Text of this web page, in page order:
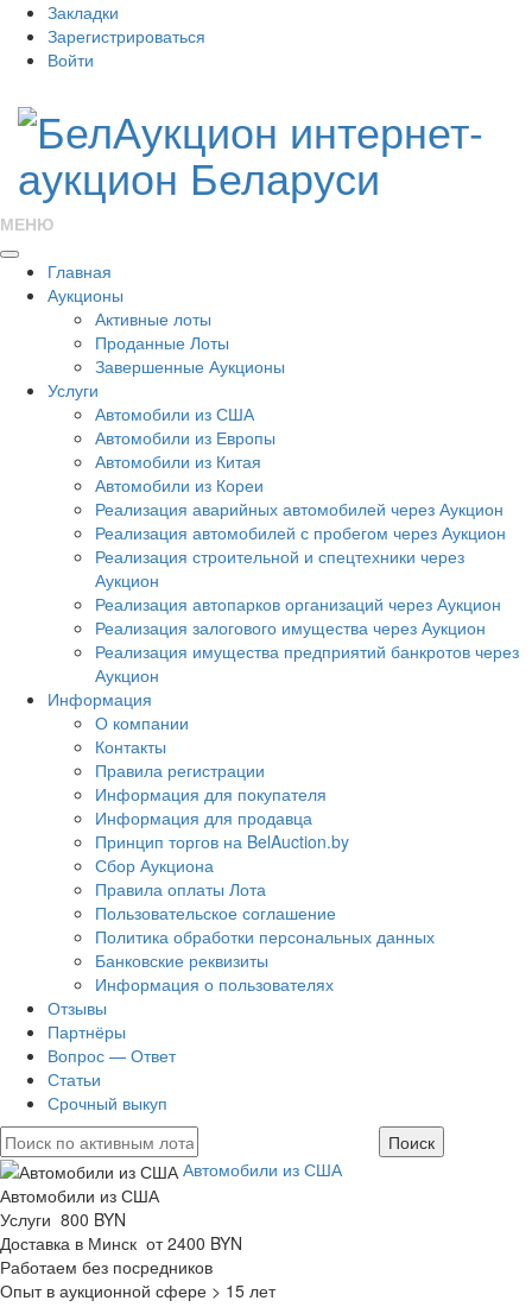
Закладки
Зарегистрироваться
Войти
МЕНЮ
Главная
Аукционы
Активные лоты
Проданные Лоты
Завершенные Аукционы
Услуги
Автомобили из США
Автомобили из Европы
Автомобили из Китая
Автомобили из Кореи
Реализация аварийных автомобилей через Аукцион
Реализация автомобилей с пробегом через Аукцион
Реализация строительной и спецтехники через
Аукцион
Реализация автопарков организаций через Аукцион
Реализация залогового имущества через Аукцион
Реализация имущества предприятий банкротов через
Аукцион
Информация
О компании
Контакты
Правила регистрации
Информация для покупателя
Информация для продавца
Принцип торгов на BelAuction.by
Сбор Аукциона
Правила оплаты Лота
Пользовательское соглашение
Политика обработки персональных данных
Банковские реквизиты
Информация о пользователях
Отзывы
Партнёры
Вопрос — Ответ
Статьи
Срочный выкуп
Автомобили из США
Автомобили из США
Услуги 800 BYN
Доставка в Минск от 2400 BYN
Работаем без посредников
Опыт в аукционной сфере > 15 лет